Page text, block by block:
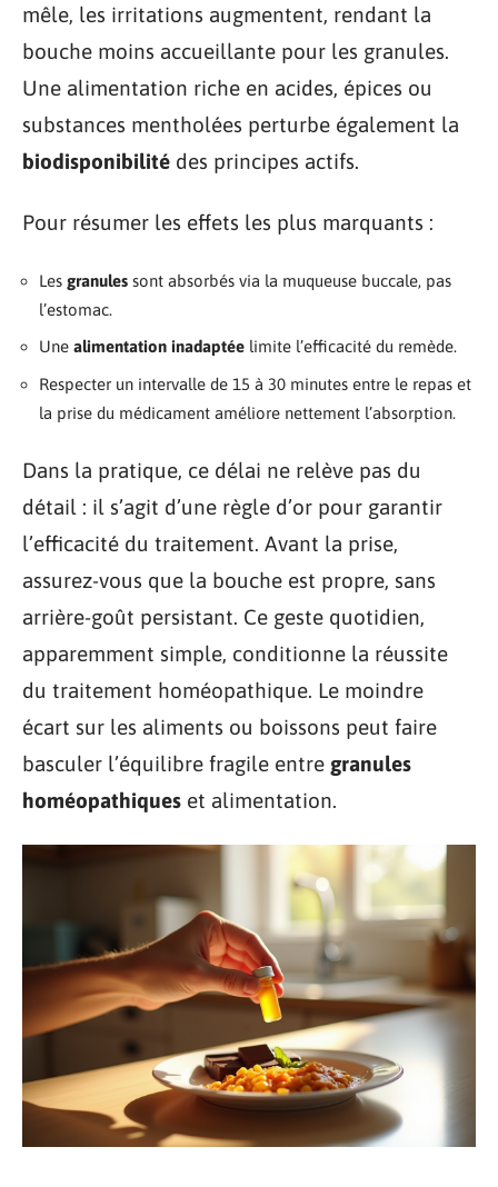
mêle, les irritations augmentent, rendant la
bouche moins accueillante pour les granules.
Une alimentation riche en acides, épices ou
substances mentholées perturbe également la
biodisponibilité des principes actifs.
Pour résumer les effets les plus marquants :
Les granules sont absorbés via la muqueuse buccale, pas
l’estomac.
Une alimentation inadaptée limite l’efficacité du remède.
Respecter un intervalle de 15 à 30 minutes entre le repas et
la prise du médicament améliore nettement l’absorption.
Dans la pratique, ce délai ne relève pas du
détail : il s’agit d’une règle d’or pour garantir
l’efficacité du traitement. Avant la prise,
assurez-vous que la bouche est propre, sans
arrière-goût persistant. Ce geste quotidien,
apparemment simple, conditionne la réussite
du traitement homéopathique. Le moindre
écart sur les aliments ou boissons peut faire
basculer l’équilibre fragile entre granules
homéopathiques et alimentation.